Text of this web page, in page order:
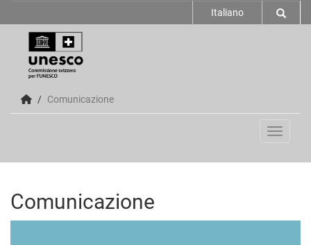
Italiano
Comunicazione
Toggle
Comunicazione